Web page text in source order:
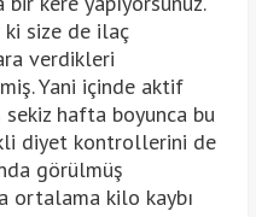
size de ilaç
verdikleri
Yani içinde aktif
hafta boyunca bu
diyet kontrollerini de
görülmüş
ortalama kilo kaybı